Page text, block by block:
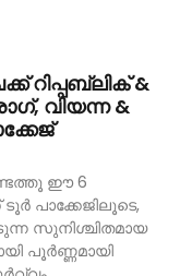
റിപ്പബ്ലിക് &
വിയന്ന &
ഈ 6
പാക്കേജിലൂടെ,
സുനിശ്ചിതമായ
പൂർണ്ണമായി